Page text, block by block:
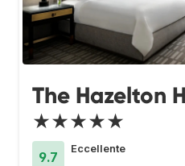
The Hazelton
★★★★★
9.7
Eccellente